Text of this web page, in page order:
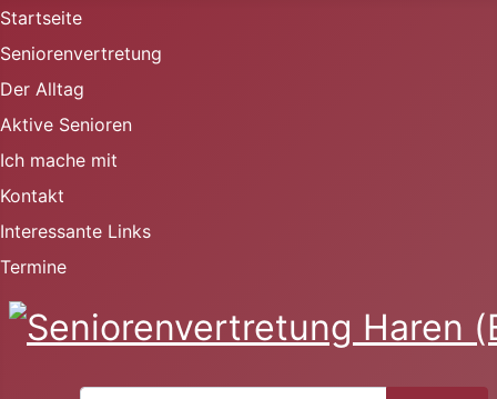
Startseite
Seniorenvertretung
Der Alltag
Aktive Senioren
Ich mache mit
Kontakt
Interessante Links
Termine